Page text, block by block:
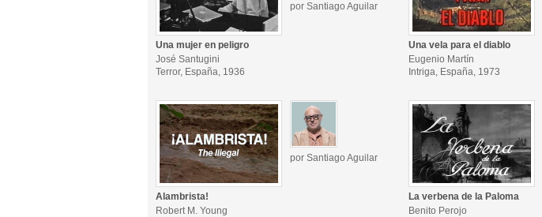
por Santiago Aguilar
Una mujer en peligro
José Santugini
Terror, España, 1936
Una vela para el diablo
Eugenio Martín
Intriga, España, 1973
por Santiago Aguilar
Alambrista!
Robert M. Young
La verbena de la Paloma
Benito Perojo